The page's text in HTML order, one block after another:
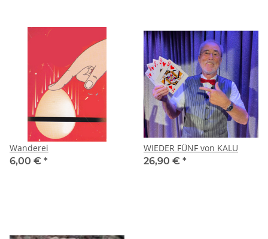
Wanderei
6,00 € *
WIEDER FÜNF von KALU
26,90 € *